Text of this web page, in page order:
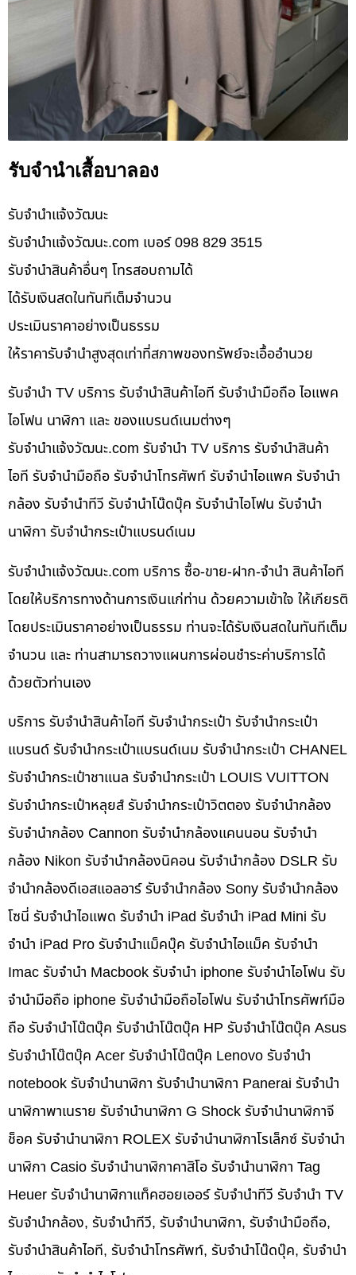
รับจำนำเสื้อบาลอง
รับจํานําแจ้งวัฒนะ
รับจํานําแจ้งวัฒนะ.com เบอร์ 098 829 3515
รับจำนำสินค้าอื่นๆ โทรสอบถามได้
ได้รับเงินสดในทันทีเต็มจำนวน
ประเมินราคาอย่างเป็นธรรม
ให้ราคารับจำนำสูงสุดเท่าที่สภาพของทรัพย์จะเอื้ออำนวย
รับจำนำ TV บริการ รับจำนำสินค้าไอที รับจำนำมือถือ ไอแพค
ไอโฟน นาฬิกา และ ของแบรนด์เนมต่างๆ
รับจํานําแจ้งวัฒนะ.com รับจำนำ TV บริการ รับจำนำสินค้า
ไอที รับจำนำมือถือ รับจำนำโทรศัพท์ รับจำนำไอแพค รับจำนำ
กล้อง รับจำนำทีวี รับจำนำโน๊ดบุ๊ค รับจำนำไอโฟน รับจำนำ
นาฬิกา รับจำนำกระเป๋าแบรนด์เนม
รับจํานําแจ้งวัฒนะ.com บริการ ซื้อ-ขาย-ฝาก-จำนำ สินค้าไอที
โดยให้บริการทางด้านการเงินแก่ท่าน ด้วยความเข้าใจ ให้เกียรติ
โดยประเมินราคาอย่างเป็นธรรม ท่านจะได้รับเงินสดในทันทีเต็ม
จำนวน และ ท่านสามารถวางแผนการผ่อนชำระค่าบริการได้
ด้วยตัวท่านเอง
บริการ รับจำนำสินค้าไอที รับจำนำกระเป๋า รับจำนำกระเป๋า
แบรนด์ รับจำนำกระเป๋าแบรนด์เนม รับจำนำกระเป๋า CHANEL
รับจำนำกระเป๋าชาแนล รับจำนำกระเป๋า LOUIS VUITTON
รับจำนำกระเป๋าหลุยส์ รับจำนำกระเป๋าวิตตอง รับจำนำกล้อง
รับจำนำกล้อง Cannon รับจำนำกล้องแคนนอน รับจำนำ
กล้อง Nikon รับจำนำกล้องนิคอน รับจำนำกล้อง DSLR รับ
จำนำกล้องดีเอสแอลอาร์ รับจำนำกล้อง Sony รับจำนำกล้อง
โซนี่ รับจำนำไอแพด รับจำนำ iPad รับจำนำ iPad Mini รับ
จำนำ iPad Pro รับจำนำแม็คบุ๊ค รับจำนำไอแม็ค รับจำนำ
Imac รับจำนำ Macbook รับจำนำ iphone รับจำนำไอโฟน รับ
จำนำมือถือ iphone รับจำนำมือถือไอโฟน รับจำนำโทรศัพท์มือ
ถือ รับจำนำโน๊ตบุ๊ค รับจำนำโน๊ตบุ๊ค HP รับจำนำโน๊ตบุ๊ค Asus
รับจำนำโน๊ตบุ๊ค Acer รับจำนำโน๊ตบุ๊ค Lenovo รับจำนำ
notebook รับจำนำนาฬิกา รับจำนำนาฬิกา Panerai รับจำนำ
นาฬิกาพาเนราย รับจำนำนาฬิกา G Shock รับจำนำนาฬิกาจี
ช็อค รับจำนำนาฬิกา ROLEX รับจำนำนาฬิกาโรเล็กซ์ รับจำนำ
นาฬิกา Casio รับจำนำนาฬิกาคาสิโอ รับจำนำนาฬิกา Tag
Heuer รับจำนำนาฬิกาแท็คฮอยเออร์ รับจำนำทีวี รับจำนำ TV
รับจำนำกล้อง, รับจำนำทีวี, รับจำนำนาฬิกา, รับจำนำมือถือ,
รับจำนำสินค้าไอที, รับจำนำโทรศัพท์, รับจำนำโน๊ดบุ๊ค, รับจำนำ